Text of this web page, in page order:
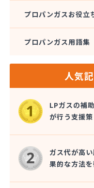
プロパンガスお役立
プロパンガス用語集
人気
LPガスの補
が行う支援策
ガス代が高
果的な方法を